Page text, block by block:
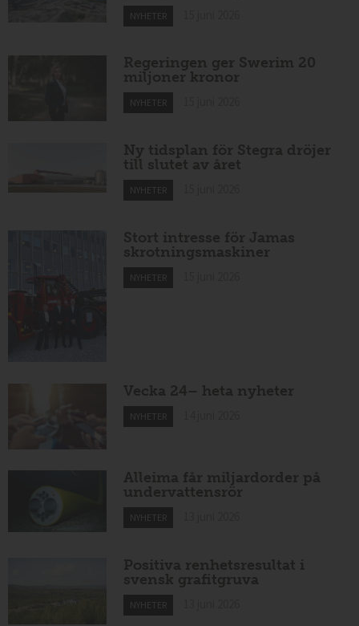
NYHETER
Regeringen ger Swerim 20
miljoner kronor
NYHETER
Ny tidsplan för Stegra dröjer
till slutet av året
NYHETER
Stort intresse för Jamas
skrotningsmaskiner
NYHETER
Vecka 24– heta nyheter
NYHETER
Alleima får miljardorder på
undervattensrör
NYHETER
Positiva renhetsresultat i
svensk grafitgruva
NYHETER